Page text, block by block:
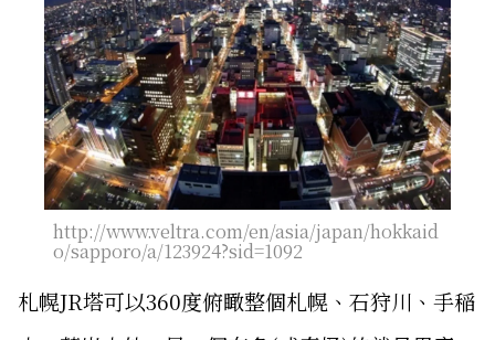
http://www.veltra.com/en/asia/japan/hokkaid
o/sapporo/a/123924?sid=1092
札幌JR塔可以360度俯瞰整個札幌、石狩川、手稲